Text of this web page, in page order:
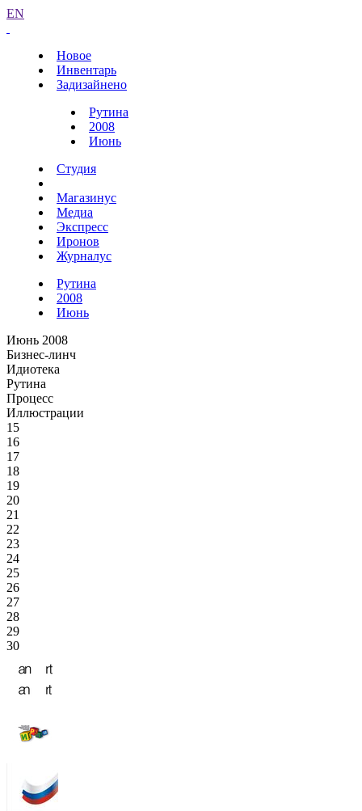
EN
Новое
Инвентарь
Задизайнено
Рутина
2008
Июнь
Студия
Магазинус
Медиа
Экспресс
Иронов
Журналус
Рутина
2008
Июнь
Июнь 2008
Бизнес-линч
Идиотека
Рутина
Процесс
Иллюстрации
15
16
17
18
19
20
21
22
23
24
25
26
27
28
29
30